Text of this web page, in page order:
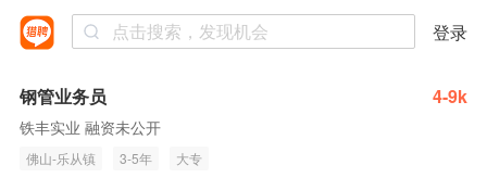
登录
钢管业务员 4-9k
铁丰实业 融资未公开
佛山-乐从镇 3-5年 大专